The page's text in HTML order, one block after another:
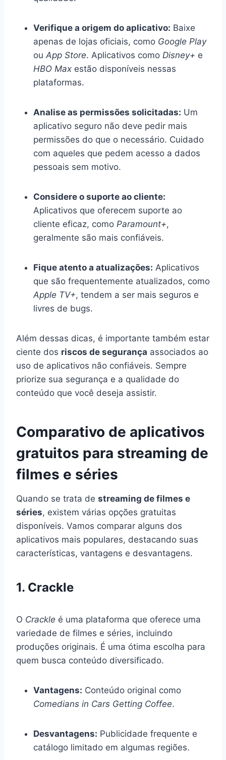
Verifique a origem do aplicativo: Baixe
apenas de lojas oficiais, como Google Play
ou App Store. Aplicativos como Disney+ e
HBO Max estão disponíveis nessas
plataformas.
Analise as permissões solicitadas: Um
aplicativo seguro não deve pedir mais
permissões do que o necessário. Cuidado
com aqueles que pedem acesso a dados
pessoais sem motivo.
Considere o suporte ao cliente:
Aplicativos que oferecem suporte ao
cliente eficaz, como Paramount+,
geralmente são mais confiáveis.
Fique atento a atualizações: Aplicativos
que são frequentemente atualizados, como
Apple TV+, tendem a ser mais seguros e
livres de bugs.
Além dessas dicas, é importante também estar
ciente dos riscos de segurança associados ao
uso de aplicativos não confiáveis. Sempre
priorize sua segurança e a qualidade do
conteúdo que você deseja assistir.
Comparativo de aplicativos
gratuitos para streaming de
filmes e séries
Quando se trata de streaming de filmes e
séries, existem várias opções gratuitas
disponíveis. Vamos comparar alguns dos
aplicativos mais populares, destacando suas
características, vantagens e desvantagens.
1. Crackle
O Crackle é uma plataforma que oferece uma
variedade de filmes e séries, incluindo
produções originais. É uma ótima escolha para
quem busca conteúdo diversificado.
Vantagens: Conteúdo original como
Comedians in Cars Getting Coffee.
Desvantagens: Publicidade frequente e
catálogo limitado em algumas regiões.